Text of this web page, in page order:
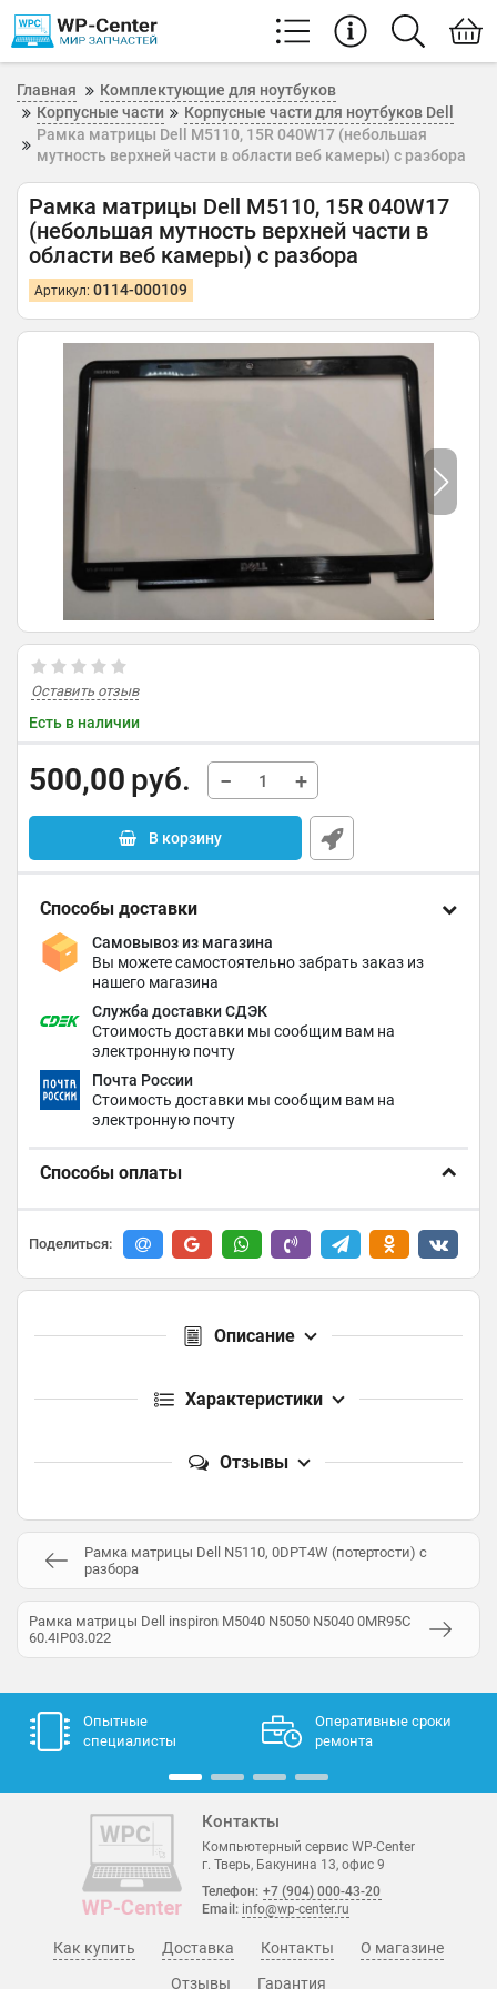
Главная
Комплектующие для ноутбуков
Корпусные части
Корпусные части для ноутбуков Dell
Рамка матрицы Dell M5110, 15R 040W17 (небольшая
мутность верхней части в области веб камеры) с разбора
Рамка матрицы Dell M5110, 15R 040W17
(небольшая мутность верхней части в
области веб камеры) с разбора
Артикул: 0114-000109
Оставить отзыв
Есть в наличии
500,00 руб. − +
В корзину
Способы доставки
Самовывоз из магазина
Вы можете самостоятельно забрать заказ из
нашего магазина
Служба доставки СДЭК
Стоимость доставки мы сообщим вам на
электронную почту
Почта России
Стоимость доставки мы сообщим вам на
электронную почту
Способы оплаты
Поделиться:
Описание
Характеристики
Отзывы
Рамка матрицы Dell N5110, 0DPT4W (потертости) с
разбора
Рамка матрицы Dell inspiron M5040 N5050 N5040 0MR95C
60.4IP03.022
Опытные
специалисты
Оперативные сроки
ремонта
Контакты
Компьютерный сервис WP-Center
г. Тверь, Бакунина 13, офис 9
Телефон: +7 (904) 000-43-20
Email: info@wp-center.ru
О магазине
Гарантия
Отзывы
Как купить Доставка Контакты